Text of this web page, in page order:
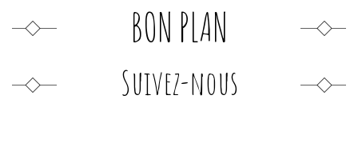
BON PLAN
Suivez-nous